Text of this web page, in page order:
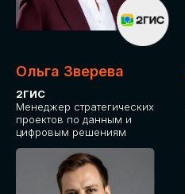
Ольга Зверева
2ГИС
Менеджер стратегических
проектов по данным и
цифровым решениям